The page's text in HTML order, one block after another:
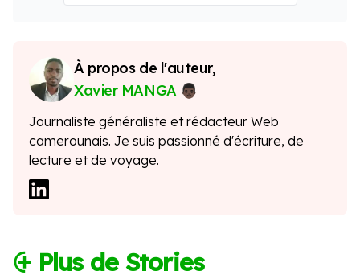
À propos de l'auteur,
Xavier MANGA
Journaliste généraliste et rédacteur Web
camerounais. Je suis passionné d'écriture, de
lecture et de voyage.
⨭ Plus de Stories